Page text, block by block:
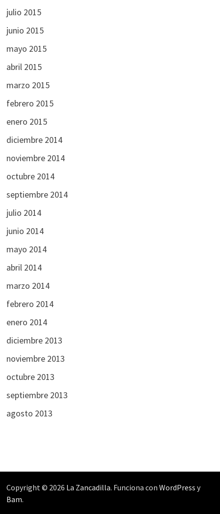
julio 2015
junio 2015
mayo 2015
abril 2015
marzo 2015
febrero 2015
enero 2015
diciembre 2014
noviembre 2014
octubre 2014
septiembre 2014
julio 2014
junio 2014
mayo 2014
abril 2014
marzo 2014
febrero 2014
enero 2014
diciembre 2013
noviembre 2013
octubre 2013
septiembre 2013
agosto 2013
Copyright © 2026 La Zancadilla. Funciona con WordPress y
Bam.